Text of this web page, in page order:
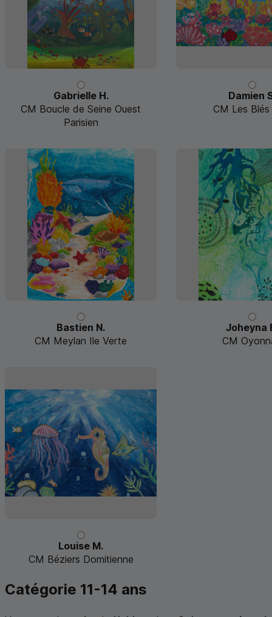
Gabrielle H.
CM Boucle de Seine Ouest
Parisien
Damien
CM Les
Bastien N.
CM Meylan Ile Verte
Joheyna
CM
Louise M.
CM Béziers Domitienne
Catégorie 11-14 ans